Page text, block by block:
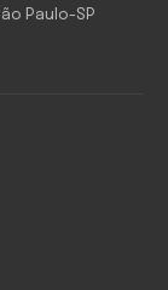
Paulo-SP